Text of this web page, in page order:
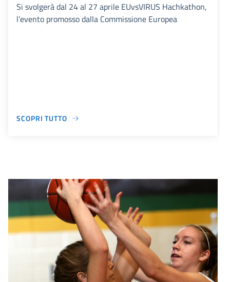
Si svolgerà dal 24 al 27 aprile EUvsVIRUS Hachkathon,
l’evento promosso dalla Commissione Europea
SCOPRI TUTTO